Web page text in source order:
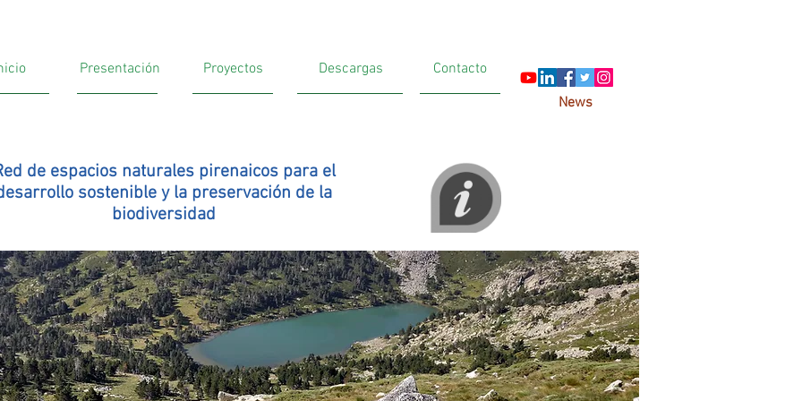
Presentación Proyectos Descargas
Contacto
News
de espacios naturales pirenaicos para el
sostenible y la preservación de la
biodiversidad